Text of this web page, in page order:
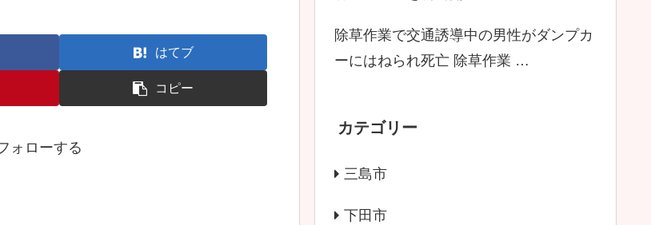
はてブ
コピー
ォローする
除草作業で交通誘導中の男性がダンプカ
ーにはねられ死亡 除草作業 …
カテゴリー
三島市
下田市